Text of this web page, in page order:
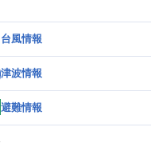
台風情報
津波情報
避難情報